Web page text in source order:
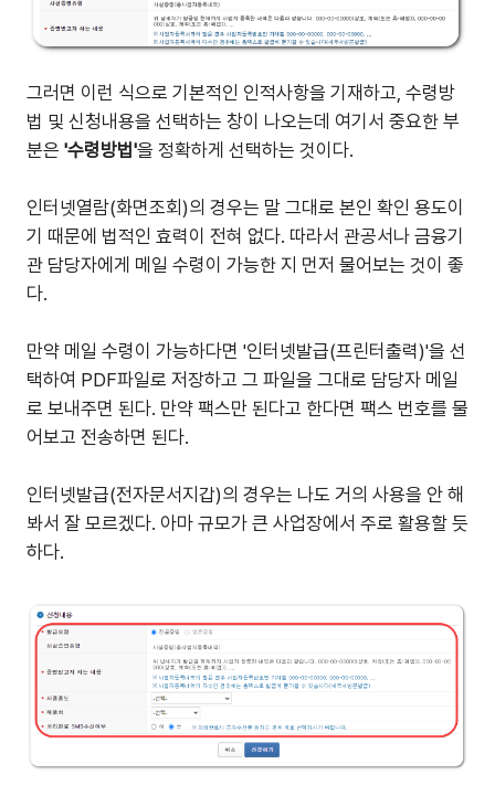
그러면 이런 식으로 기본적인 인적사항을 기재하고, 수령방
법 및 신청내용을 선택하는 창이 나오는데 여기서 중요한 부
분은 '수령방법'을 정확하게 선택하는 것이다.
인터넷열람(화면조회)의 경우는 말 그대로 본인 확인 용도이
기 때문에 법적인 효력이 전혀 없다. 따라서 관공서나 금융기
관 담당자에게 메일 수령이 가능한 지 먼저 물어보는 것이 좋
다.
만약 메일 수령이 가능하다면 '인터넷발급(프린터출력)'을 선
택하여 PDF파일로 저장하고 그 파일을 그대로 담당자 메일
로 보내주면 된다. 만약 팩스만 된다고 한다면 팩스 번호를 물
어보고 전송하면 된다.
인터넷발급(전자문서지갑)의 경우는 나도 거의 사용을 안 해
봐서 잘 모르겠다. 아마 규모가 큰 사업장에서 주로 활용할 듯
하다.